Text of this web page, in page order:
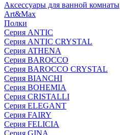
Аксессуары для ванной комнаты
Art&Max
Полки
Серия ANTIC
Серия ANTIC CRYSTAL
Серия ATHENA
Серия BAROCCO
Серия BAROCCO CRYSTAL
Серия BIANCHI
Серия BOHEMIA
Серия CRISTALLI
Серия ELEGANT
Серия FAIRY
Серия FELICIA
Серия GINA